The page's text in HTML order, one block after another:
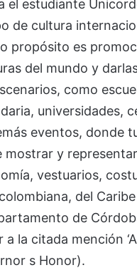
el estudiante
de cultura
propósito es
del mundo y
como
universidades,
eventos, donde
mostrar y
vestuarios,
del
de
la citada mención
s Honor).